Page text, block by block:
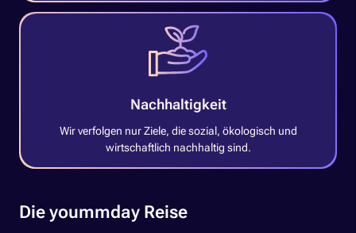
Nachhaltigkeit
Wir verfolgen nur Ziele, die sozial, ökologisch und
wirtschaftlich nachhaltig sind.
Die yoummday Reise